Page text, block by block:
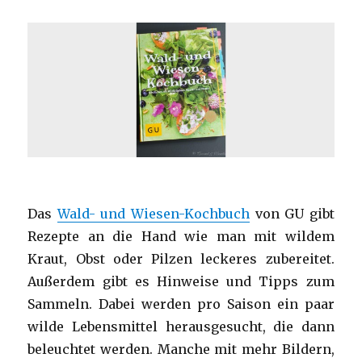
DasWald- und Wiesen-Kochbuch von GU gibt
Rezepte an die Hand wie man mit wildem
Kraut, Obst oder Pilzen leckeres zubereitet.
Außerdem gibt es Hinweise und Tipps zum
Sammeln. Dabei werden pro Saison ein paar
wilde Lebensmittel herausgesucht, die dann
beleuchtet werden. Manche mit mehr Bildern,